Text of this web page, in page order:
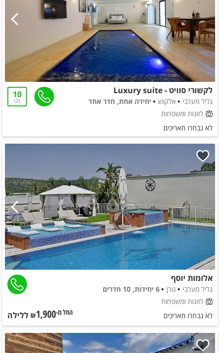
לקשורי סוויט - Luxury suite
גליל מערבי אלקוש
יחידה אחת, חדר אחד
לזוגות ומשפחות
10
2
לא נבחרו תאריכים
אלומות יוסף
גליל מערבי גורן
6 יחידות, 10 חדרים
לזוגות ומשפחות
לא נבחרו תאריכים
החל מ-₪1,900 ללילה